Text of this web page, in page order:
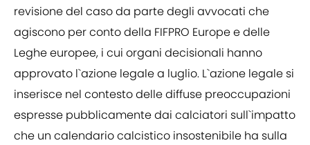
revisione del caso da parte degli avvocati che
agiscono per conto della FIFPRO Europe e delle
Leghe europee, i cui organi decisionali hanno
approvato l`azione legale a luglio. L`azione legale si
inserisce nel contesto delle diffuse preoccupazioni
espresse pubblicamente dai calciatori sull`impatto
che un calendario calcistico insostenibile ha sulla